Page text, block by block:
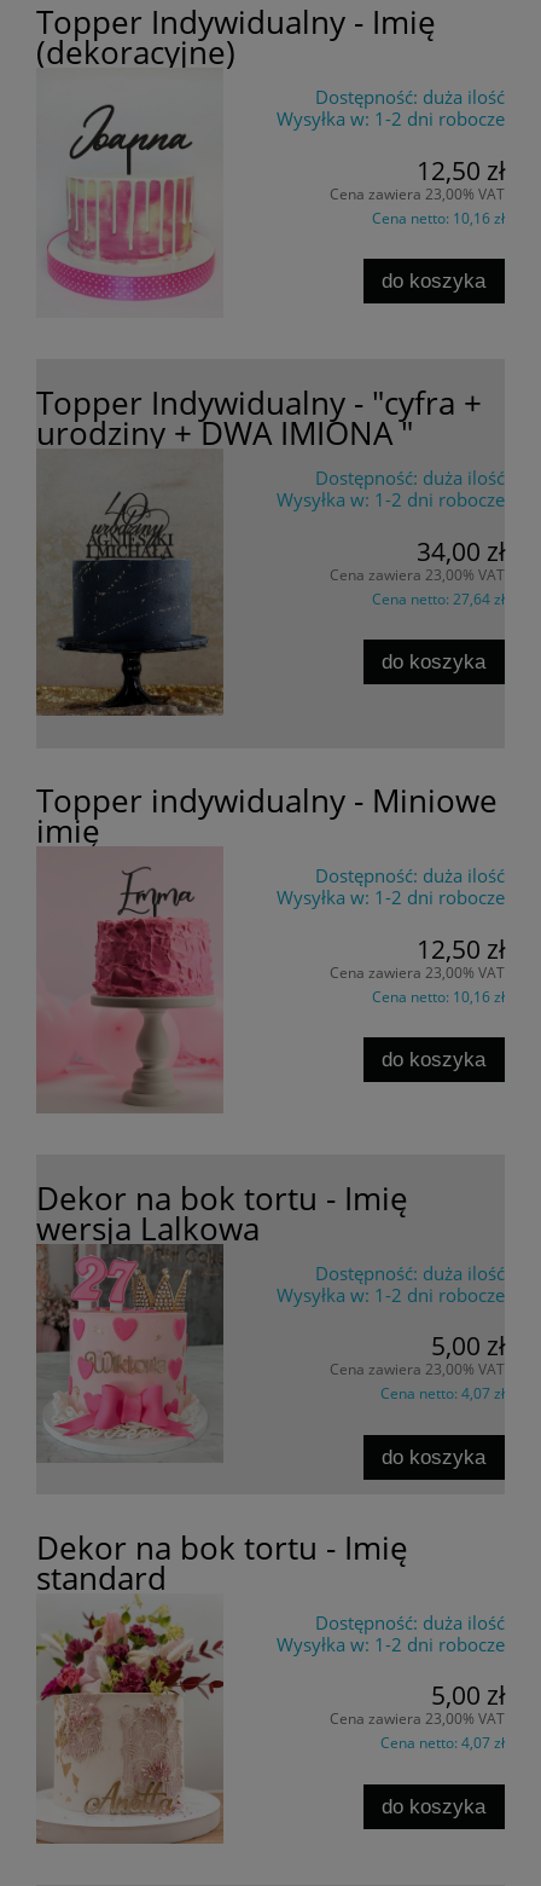
Topper Indywidualny - Imię
(dekoracyjne)
Dostępność: duża ilość
Wysyłka w: 1-2 dni robocze
12,50 zł
Cena zawiera 23,00% VAT
Cena netto: 10,16 zł
do koszyka
Topper Indywidualny - "cyfra +
urodziny + DWA IMIONA "
Dostępność: duża ilość
Wysyłka w: 1-2 dni robocze
34,00 zł
Cena zawiera 23,00% VAT
Cena netto: 27,64 zł
do koszyka
Topper indywidualny - Miniowe
imię
Dostępność: duża ilość
Wysyłka w: 1-2 dni robocze
12,50 zł
Cena zawiera 23,00% VAT
Cena netto: 10,16 zł
do koszyka
Dekor na bok tortu - Imię
wersja Lalkowa
Dostępność: duża ilość
Wysyłka w: 1-2 dni robocze
5,00 zł
Cena zawiera 23,00% VAT
Cena netto: 4,07 zł
do koszyka
Dekor na bok tortu - Imię
standard
Dostępność: duża ilość
Wysyłka w: 1-2 dni robocze
5,00 zł
Cena zawiera 23,00% VAT
Cena netto: 4,07 zł
do koszyka